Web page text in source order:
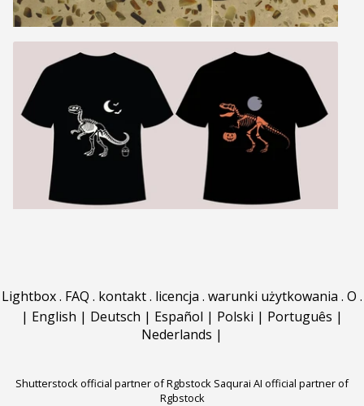
Lightbox. FAQ . kontakt. licencja . warunki użytkowania . O .
| English | Deutsch | Español | Polski | Português |
Nederlands |
Shutterstock official partner of Rgbstock Saqurai AI official partner of
Rgbstock